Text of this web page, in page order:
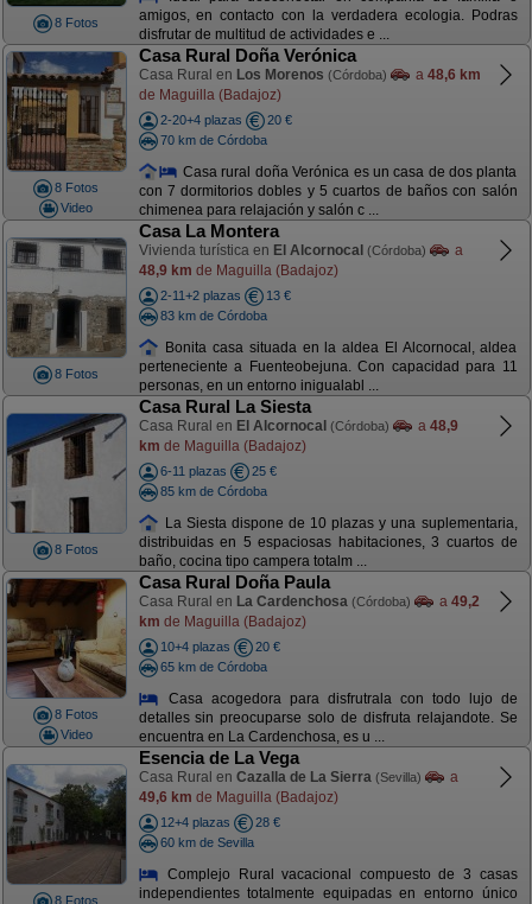
8 Fotos
amigos, en contacto con la verdadera ecologia. Podras
disfrutar de multitud de actividades e ...
8 Fotos
Video
Casa Rural Doña Verónica
Casa Rural en Los Morenos (Córdoba) a 48,6 km
de Maguilla (Badajoz)
2-20+4 plazas
20 €
70 km de Córdoba
Casa rural doña Verónica es un casa de dos planta
con 7 dormitorios dobles y 5 cuartos de baños con salón
chimenea para relajación y salón c ...
8 Fotos
Casa La Montera
Vivienda turística en El Alcornocal (Córdoba)
a
48,9 km de Maguilla (Badajoz)
2-11+2 plazas
13 €
83 km de Córdoba
Bonita casa situada en la aldea El Alcornocal, aldea
perteneciente a Fuenteobejuna. Con capacidad para 11
personas, en un entorno inigualabl ...
8 Fotos
Casa Rural La Siesta
Casa Rural en El Alcornocal (Córdoba) a 48,9
km de Maguilla (Badajoz)
6-11 plazas
25 €
85 km de Córdoba
La Siesta dispone de 10 plazas y una suplementaria,
distribuidas en 5 espaciosas habitaciones, 3 cuartos de
baño, cocina tipo campera totalm ...
8 Fotos
Video
Casa Rural Doña Paula
Casa Rural en La Cardenchosa (Córdoba) a 49,2
km de Maguilla (Badajoz)
10+4 plazas
20 €
65 km de Córdoba
Casa acogedora para disfrutrala con todo lujo de
detalles sin preocuparse solo de disfruta relajandote. Se
encuentra en La Cardenchosa, es u ...
8 Fotos
Esencia de La Vega
Casa Rural en Cazalla de La Sierra (Sevilla)
a
49,6 km de Maguilla (Badajoz)
12+4 plazas
28 €
60 km de Sevilla
Complejo Rural vacacional compuesto de 3 casas
independientes totalmente equipadas en entorno único